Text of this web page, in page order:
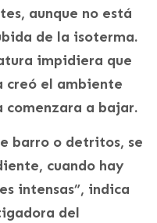
aunque no está
de la isoterma.
impidiera que
creó el ambiente
comenzara a bajar.
barro o detritos, se
cuando hay
intensas”, indica
del